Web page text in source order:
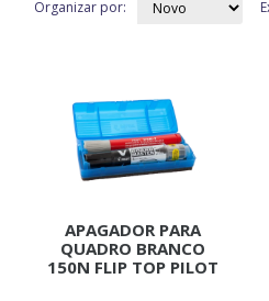
Organizar por:
APAGADOR PARA
QUADRO BRANCO
150N FLIP TOP PILOT